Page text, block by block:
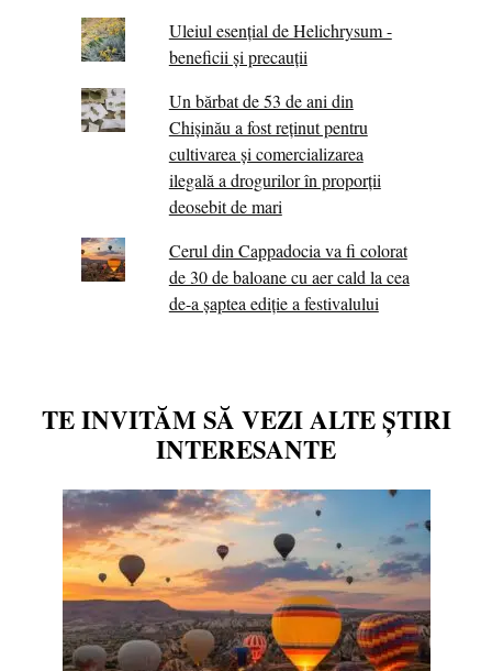
Uleiul esențial de Helichrysum -
beneficii și precauții
Un bărbat de 53 de ani din
Chișinău a fost reținut pentru
cultivarea și comercializarea
ilegală a drogurilor în proporții
deosebit de mari
Cerul din Cappadocia va fi colorat
de 30 de baloane cu aer cald la cea
de-a șaptea ediție a festivalului
TE INVITĂM SĂ VEZI ALTE ȘTIRI
INTERESANTE